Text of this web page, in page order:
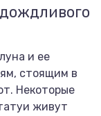
и ее
стоящим в
Некоторые
живут